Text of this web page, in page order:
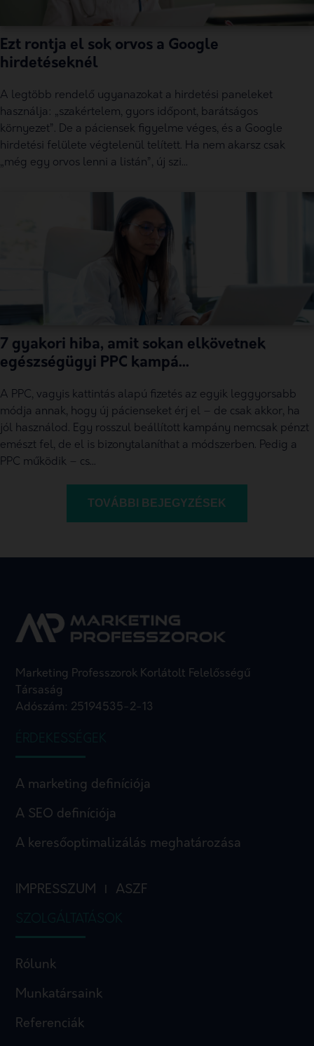
Ezt rontja el sok orvos a Google
hirdetéseknél
A legtöbb rendelő ugyanazokat a hirdetési paneleket
használja: „szakértelem, gyors időpont, barátságos
környezet”. De a páciensek figyelme véges, és a Google
hirdetési felülete végtelenül telített. Ha nem akarsz csak
„még egy orvos lenni a listán”, új szi...
7 gyakori hiba, amit sokan elkövetnek
egészségügyi PPC kampá...
A PPC, vagyis kattintás alapú fizetés az egyik leggyorsabb
módja annak, hogy új pácienseket érj el – de csak akkor, ha
jól használod. Egy rosszul beállított kampány nemcsak pénzt
emészt fel, de el is bizonytalaníthat a módszerben. Pedig a
PPC működik – cs...
TOVÁBBI BEJEGYZÉSEK
Marketing Professzorok Korlátolt Felelősségű
Társaság
Adószám: 25194535-2-13
ÉRDEKESSÉGEK
A marketing definíciója
A SEO definíciója
A keresőoptimalizálás meghatározása
IMPRESSZUM ASZF
SZOLGÁLTATÁSOK
Rólunk
Munkatársaink
Referenciák